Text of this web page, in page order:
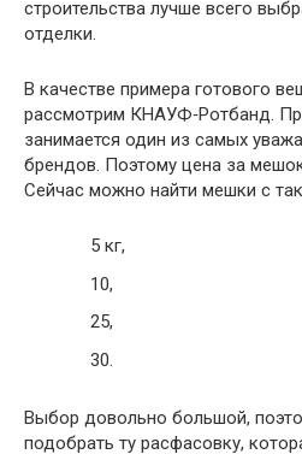
строительства лучше всего
отделки.
В качестве примера готового
рассмотрим КНАУФ‑Ротбанд.
занимается один из самых
брендов. Поэтому цена за
Сейчас можно найти мешки с
5 кг,
10,
25,
30.
Выбор довольно большой,
подобрать ту расфасовку,